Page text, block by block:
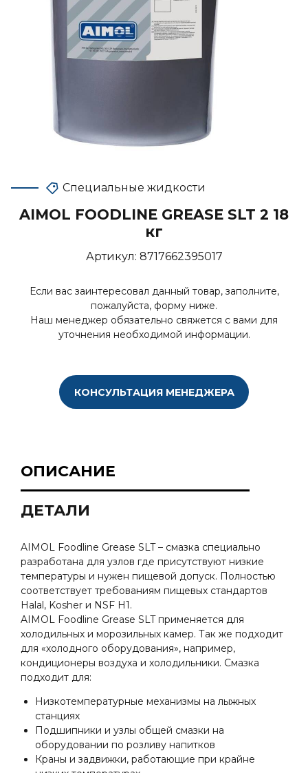
Специальные жидкости
AIMOL FOODLINE GREASE SLT 2 18
кг
Артикул: 8717662395017
Если вас заинтересовал данный товар, заполните,
пожалуйста, форму ниже.
Наш менеджер обязательно свяжется с вами для
уточнения необходимой информации.
КОНСУЛЬТАЦИЯ МЕНЕДЖЕРА
ОПИСАНИЕ
ДЕТАЛИ
AIMOL Foodline Grease SLT – смазка специально
разработана для узлов где присутствуют низкие
температуры и нужен пищевой допуск. Полностью
соответствует требованиям пищевых стандартов
Halal, Kosher и NSF H1.
AIMOL Foodline Grease SLT применяется для
холодильных и морозильных камер. Так же подходит
для «холодного оборудования», например,
кондиционеры воздуха и холодильники. Смазка
подходит для:
Низкотемпературные механизмы на лыжных
станциях
Подшипники и узлы общей смазки на
оборудовании по розливу напитков
Краны и задвижки, работающие при крайне